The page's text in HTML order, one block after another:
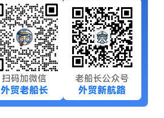
扫码加微信
外贸老船长
老船长公众号
外贸新航路